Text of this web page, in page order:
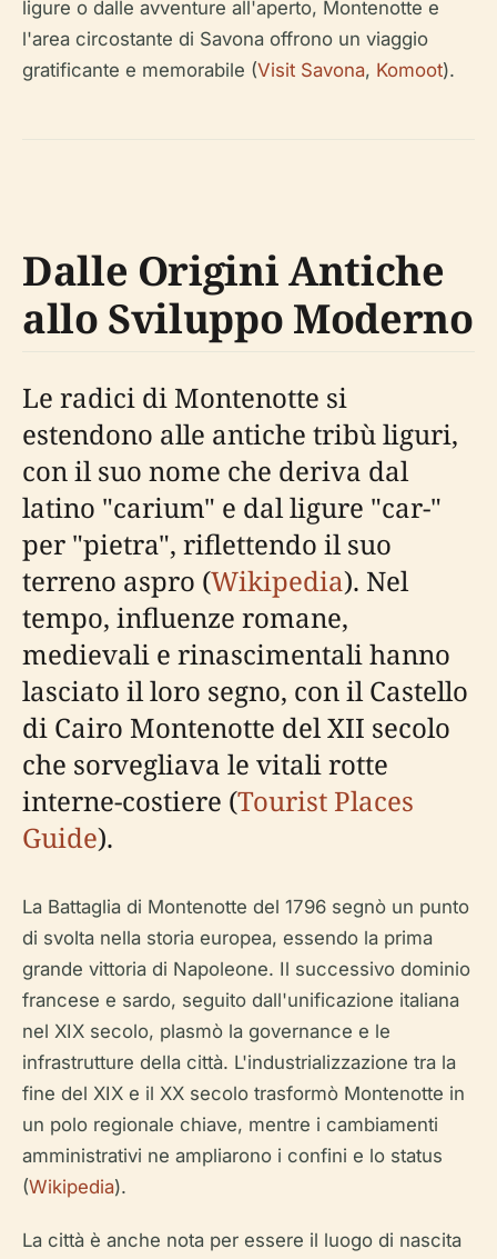
ligure o dalle avventure all'aperto, Montenotte e
l'area circostante di Savona offrono un viaggio
gratificante e memorabile (Visit Savona, Komoot).
Dalle Origini Antiche
allo Sviluppo Moderno
Le radici di Montenotte si
estendono alle antiche tribù liguri,
con il suo nome che deriva dal
latino "carium" e dal ligure "car-"
per "pietra", riflettendo il suo
terreno aspro (Wikipedia). Nel
tempo, influenze romane,
medievali e rinascimentali hanno
lasciato il loro segno, con il Castello
di Cairo Montenotte del XII secolo
che sorvegliava le vitali rotte
interne-costiere (Tourist Places
Guide).
La Battaglia di Montenotte del 1796 segnò un punto
di svolta nella storia europea, essendo la prima
grande vittoria di Napoleone. Il successivo dominio
francese e sardo, seguito dall'unificazione italiana
nel XIX secolo, plasmò la governance e le
infrastrutture della città. L'industrializzazione tra la
fine del XIX e il XX secolo trasformò Montenotte in
un polo regionale chiave, mentre i cambiamenti
amministrativi ne ampliarono i confini e lo status
(Wikipedia).
La città è anche nota per essere il luogo di nascita